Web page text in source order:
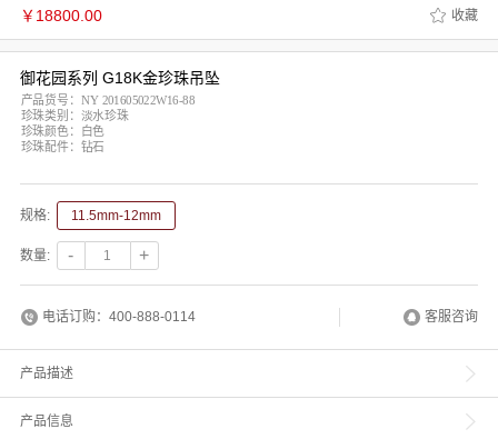
￥ 18800.00 收藏
御花园系列 G18K金珍珠吊坠
产品货号：NY 201605022W16-88
珍珠类别：淡水珍珠
珍珠颜色：白色
珍珠配件：钻石
规格: 11.5mm-12mm
数量: - +
电话订购：400-888-0114 客服咨询
产品描述
产品信息